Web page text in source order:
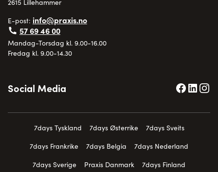
2615 Lillehammer
E-post: info@praxis.no
57 69 46 00
Mandag-Torsdag kl. 9.00-16.00
Fredag kl. 9.00-14.30
Social Media
7days Tyskland 7days Østerrike
7days Sveits
7days Frankrike
7days Belgia
7days Nederland
7days Sverige
Praxis Danmark 7days Finland